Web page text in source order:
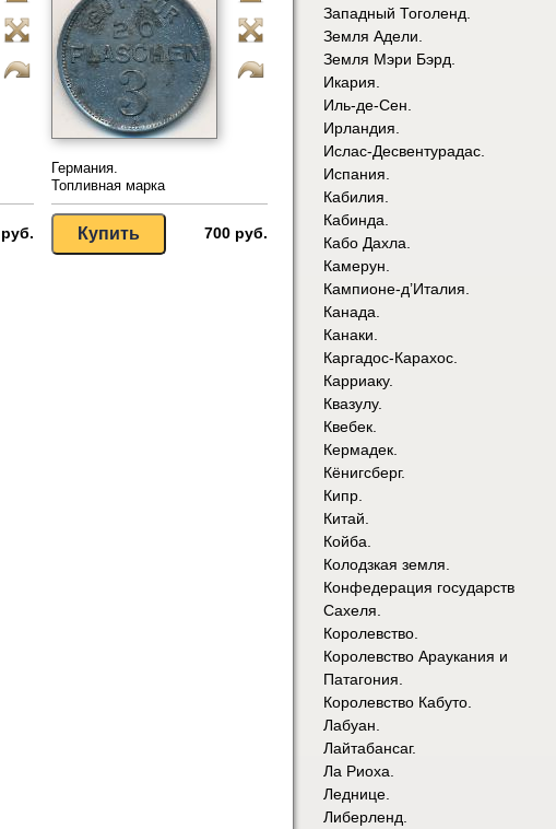
Германия.
Топливная марка
700 руб.
Западный Тоголенд.
Земля Адели.
Земля Мэри Бэрд.
Икария.
Иль-де-Сен.
Ирландия.
Ислас-Десвентурадас.
Испания.
Кабилия.
Кабинда.
Кабо Дахла.
Камерун.
Кампионе-д’Италия.
Канада.
Канаки.
Каргадос-Карахос.
Карриаку.
Квазулу.
Квебек.
Кермадек.
Кёнигсберг.
Кипр.
Китай.
Койба.
Колодзкая земля.
Конфедерация государств
Сахеля.
Королевство.
Королевство Араукания и
Патагония.
Королевство Кабуто.
Лабуан.
Лайтабансаг.
Ла Риоха.
Леднице.
Либерленд.